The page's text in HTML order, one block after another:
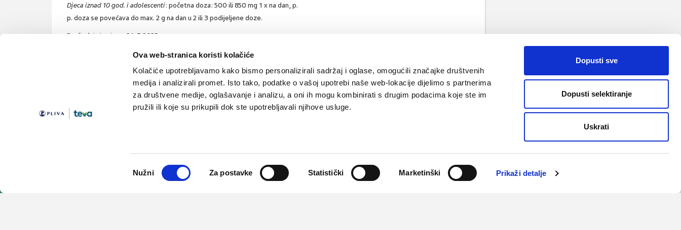
Ova web-stranica koristi kolačiće
Kolačiće upotrebljavamo kako bismo personalizirali sadržaj i oglase, omogućili značajke društvenih
medija i analizirali promet. Isto tako, podatke o vašoj upotrebi naše web-lokacije dijelimo s partnerima
za društvene medije, oglašavanje i analizu, a oni ih mogu kombinirati s drugim podacima koje ste im
pružili ili koje su prikupili dok ste upotrebljavali njihove usluge.
pristanka
Nužni Za postavke Statistički Marketinški Prikaži detalje
Dopusti sve
Dopusti selektiranje
Uskrati
Djeca iznad 10 god. i adolescenti: početna doza: 500 ili 850 mg 1 x na dan, p.
p. doza se povećava do max. 2 g na dan u 2 ili 3 podijeljene doze.
Posljednja izmjena: 24. 7. 2025.
Važne pravne informacije, uvjeti korištenja i pravila privatnosti
Partneri:CMJ,HPD,kardio.hr Liječnički vjesnik,Medicinski fakultet Medicinska naklada,ŠNZ,Vitaminoteka